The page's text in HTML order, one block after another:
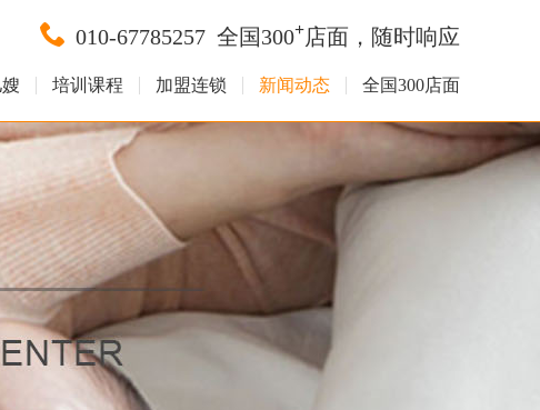
010-67785257 全国300+店面，随时响应
培训课程 加盟连锁 新闻动态 全国300店面